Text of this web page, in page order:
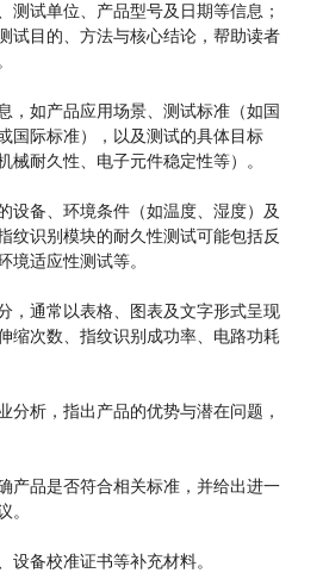
测试单位、产品型号及日期等信息；
试目的、方法与核心结论，帮助读者
，如产品应用场景、测试标准（如国
国际标准），以及测试的具体目标
械耐久性、电子元件稳定性等）。
设备、环境条件（如温度、湿度）及
纹识别模块的耐久性测试可能包括反
境适应性测试等。
，通常以表格、图表及文字形式呈现
缩次数、指纹识别成功率、电路功耗
分析，指出产品的优势与潜在问题，
产品是否符合相关标准，并给出进一
。
设备校准证书等补充材料。